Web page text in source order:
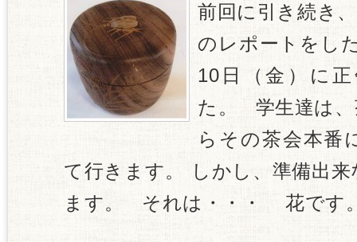
前回に引き続き
のレポートをし
10日（金）に
た。 学生達は、
らその茶会本番
て行きます。 しかし、準備出
ます。 それは・・・ 花です